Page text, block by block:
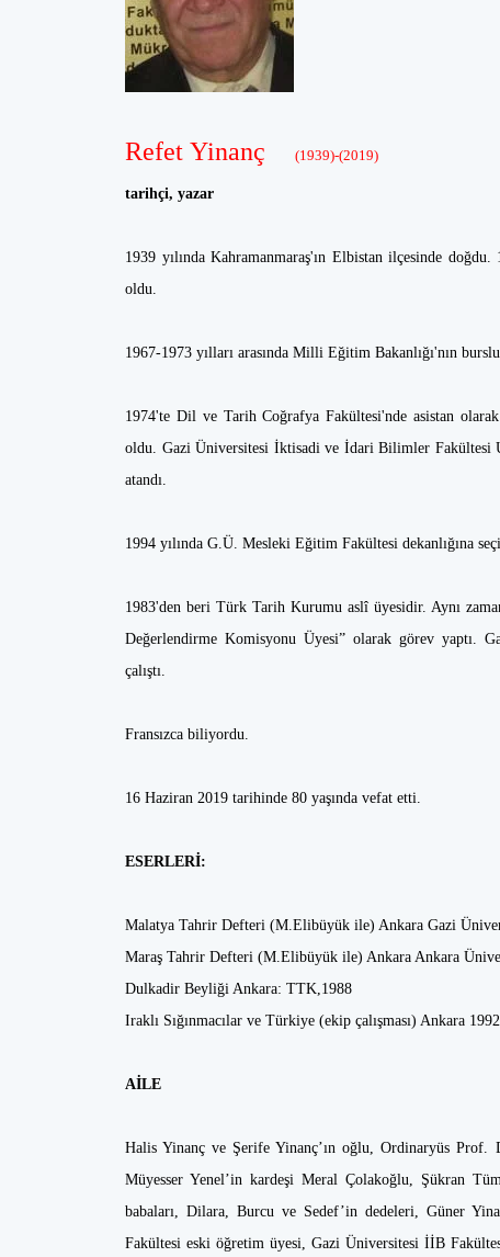
Refet Yinanç (1939)-(2019)
tarihçi, yazar
1939 yılında Kahramanmaraş'ın Elbistan ilçesinde
oldu.
1967-1973 yılları arasında Milli Eğitim Bakanlığı'nın
1974'te Dil ve Tarih Coğrafya Fakültesi'nde asistan
oldu. Gazi Üniversitesi İktisadi ve İdari Bilimler Fakültesi
atandı.
1994 yılında G.Ü. Mesleki Eğitim Fakültesi dekanlığına
1983'den beri Türk Tarih Kurumu aslî üyesidir. Aynı
Değerlendirme Komisyonu Üyesi” olarak görev yaptı.
çalıştı.
Fransızca biliyordu.
16 Haziran 2019 tarihinde 80 yaşında vefat etti.
ESERLERİ:
Malatya Tahrir Defteri (M.Elibüyük ile) Ankara Gazi
Maraş Tahrir Defteri (M.Elibüyük ile) Ankara Ankara
Dulkadir Beyliği Ankara: TTK,1988
Iraklı Sığınmacılar ve Türkiye (ekip çalışması) Ankara
AİLE
Halis Yinanç ve Şerife Yinanç’ın oğlu, Ordinaryüs
Müyesser Yenel’in kardeşi Meral Çolakoğlu, Şükran
babaları, Dilara, Burcu ve Sedef’in dedeleri, Güner
Fakültesi eski öğretim üyesi, Gazi Üniversitesi İİB